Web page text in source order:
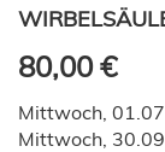
80,00 €
Mittwoch,
Mittwoch,